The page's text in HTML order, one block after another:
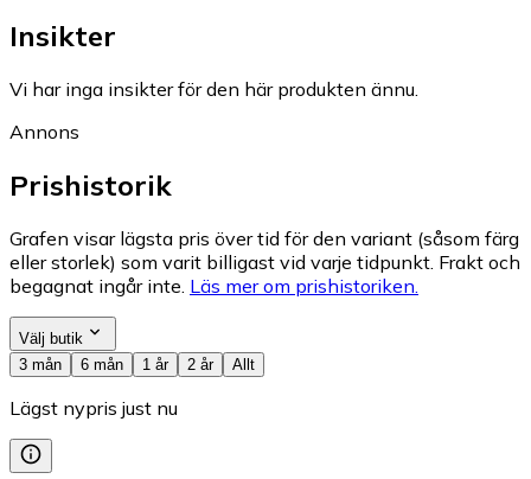
Insikter
Vi har inga insikter för den här produkten ännu.
Annons
Prishistorik
Grafen visar lägsta pris över tid för den variant (såsom färg
eller storlek) som varit billigast vid varje tidpunkt. Frakt och
begagnat ingår inte. Läs mer om prishistoriken.
Välj butik
3 mån
6 mån 1 år 2 år Allt
Lägst nypris just nu